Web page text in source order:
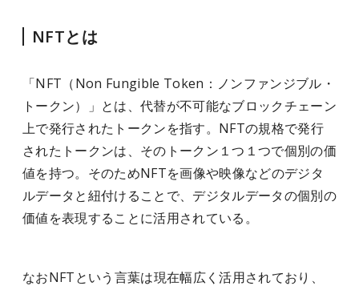
NFTとは
「NFT（Non Fungible Token：ノンファンジブル・
トークン）」とは、代替が不可能なブロックチェーン
上で発行されたトークンを指す。NFTの規格で発行
されたトークンは、そのトークン１つ１つで個別の価
値を持つ。そのためNFTを画像や映像などのデジタ
ルデータと紐付けることで、デジタルデータの個別の
価値を表現することに活用されている。
なおNFTという言葉は現在幅広く活用されており、